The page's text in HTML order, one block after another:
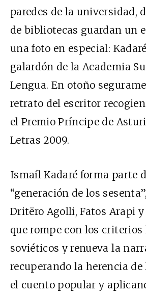
paredes de la universidad,
de bibliotecas guardan un
una foto en especial:
galardón de la Academia
Lengua. En otoño
retrato del escritor
el Premio Príncipe de
Letras 2009.
Ismaíl Kadaré forma parte
“generación de los
Dritëro Agolli, Fatos Arapi
que rompe con los
soviéticos y renueva la
recuperando la herencia de
el cuento popular y